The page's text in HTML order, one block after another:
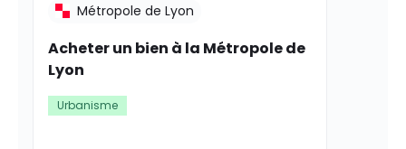
Acheter un bien à la Métropole de
Lyon
Métropole de Lyon
Urbanisme